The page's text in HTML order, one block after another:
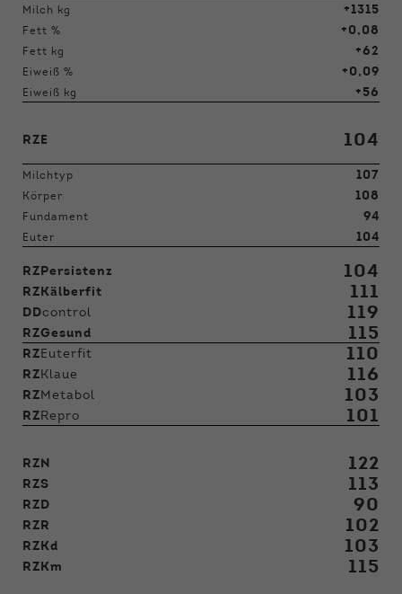
Milch kg +1315
Fett % +0,08
Fett kg +62
Eiweiß % +0,09
Eiweiß kg +56
RZE 104
Milchtyp 107
Körper 108
Fundament 94
Euter 104
RZPersistenz 104
RZKälberfit 111
DDcontrol 119
RZGesund 115
RZEuterfit 110
RZKlaue 116
RZMetabol 103
RZRepro 101
RZN 122
RZS 113
RZD 90
RZR 102
RZKd 103
RZKm 115